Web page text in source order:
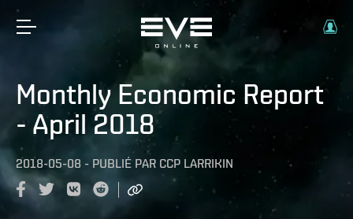
Monthly Economic Report
- April 2018
2018-05-08 - PUBLIÉ PAR CCP LARRIKIN